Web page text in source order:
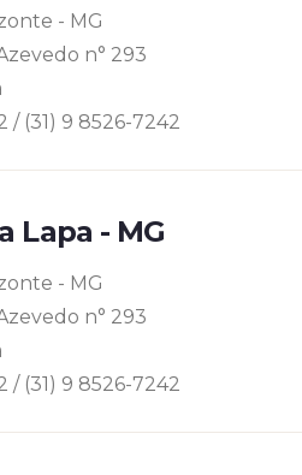
- MG
n° 293
/ (31) 9 8526-7242
Lapa - MG
- MG
n° 293
/ (31) 9 8526-7242